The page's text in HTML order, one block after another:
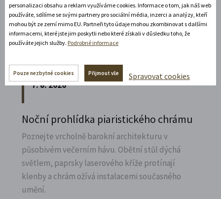
Ludmilou Marešovou Kesselgruberovou a
poznejte jeho interiéry i bohatou sochařskou
výzdobu z trochu jiné perspektivy.
7. 8. 2026
Noční prohlídka piaristického chrámu
Poznejte vrcholně barokní architekturu v
působivém večerním hávu. Obětní stůl dýchá
světlem, paprsky laserového kříže protínají
klenby a chrám ožívá instalacemi současného
umění.
personalizaci obsahu a reklam využíváme cookies. Informace o tom, jak náš web
používáte, sdílíme se svými partnery pro sociální média, inzerci a analýzy, kteří
mohou být ze zemí mimo EU. Partneři tyto údaje mohou zkombinovat s dalšími
informacemi, které jste jim poskytli nebo které získali v důsledku toho, že
používáte jejich služby. Podrobné informace
Pouze nezbytné cookies Přijmout vše Spravovat cookies